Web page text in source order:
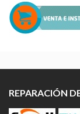
REPARACIÓN